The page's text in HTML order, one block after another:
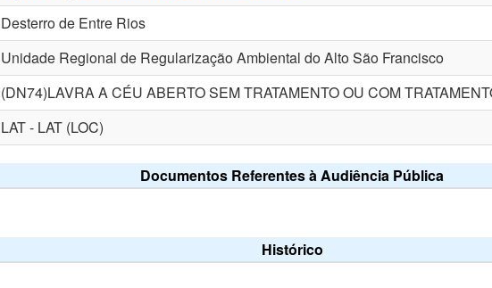
Desterro de Entre Rios
Unidade Regional de Regularização Ambiental do Alto São Francisco
(DN74)LAVRA A CÉU ABERTO SEM TRATAMENTO OU COM
LAT - LAT (LOC)
Documentos Referentes à Audiência Pública
Histórico